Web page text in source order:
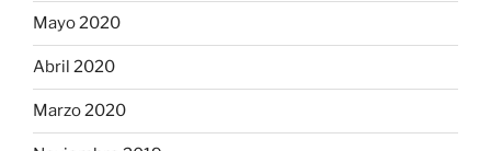
Mayo 2020
Abril 2020
Marzo 2020